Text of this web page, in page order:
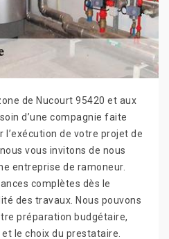
de Nucourt 95420 et aux
d’une compagnie faite
l’exécution de votre projet de
vous invitons de nous
entreprise de ramoneur.
complètes dès le
des travaux. Nous pouvons
préparation budgétaire,
le choix du prestataire.